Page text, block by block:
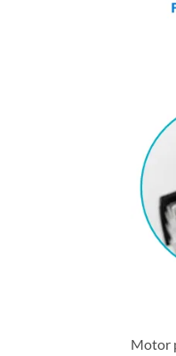
Motor